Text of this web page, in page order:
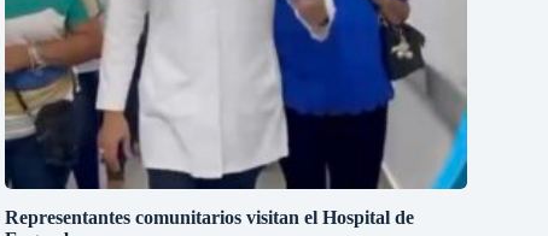
Representantes comunitarios visitan el Hospital de